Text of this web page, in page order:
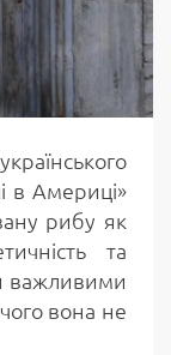
в Америці»
рибу як
та
важливими
вона не